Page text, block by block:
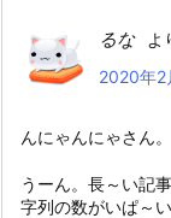
るな
よ
2020年2
んにゃんにゃさん。
うーん。長～い記
字列の数がいぱ～